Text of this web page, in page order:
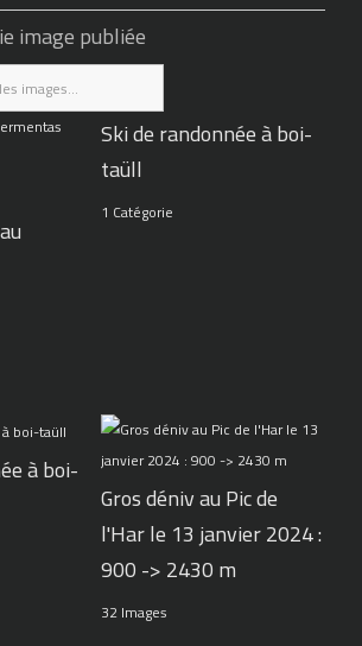
image publiée
Ski de randonnée à boi-
taüll
1 Catégorie
à boi-
Gros déniv au Pic de
l'Har le 13 janvier 2024 :
900 -> 2430 m
32 Images